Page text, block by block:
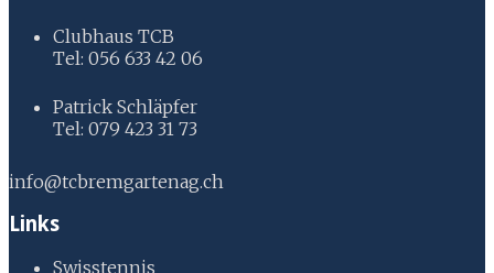
Clubhaus TCB
Tel: 056 633 42 06
Patrick Schläpfer
Tel: 079 423 31 73
info@tcbremgartenag.ch
Links
Swisstennis